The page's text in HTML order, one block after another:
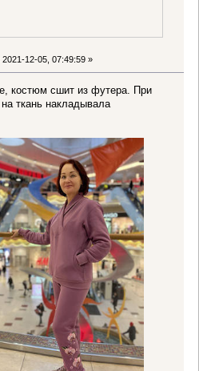
2021-12-05, 07:49:59 »
костюм сшит из футера. При
ткань накладывала